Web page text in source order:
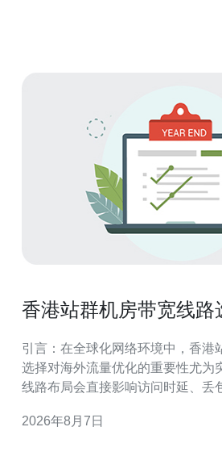
香港站群机房带宽线路
引言：在全球化网络环境中，香港
选择对海外流量优化的重要性尤为
线路布局会直接影响访问时延、丢
质量、路由策略与合规要求展开，
2026年8月7日